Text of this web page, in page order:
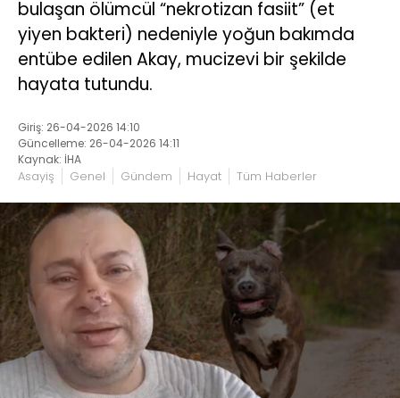
bulaşan ölümcül “nekrotizan fasiit” (et
yiyen bakteri) nedeniyle yoğun bakımda
entübe edilen Akay, mucizevi bir şekilde
hayata tutundu.
Giriş: 26-04-2026 14:10
Güncelleme: 26-04-2026 14:11
Kaynak: İHA
Asayiş Genel Gündem Hayat Tüm Haberler